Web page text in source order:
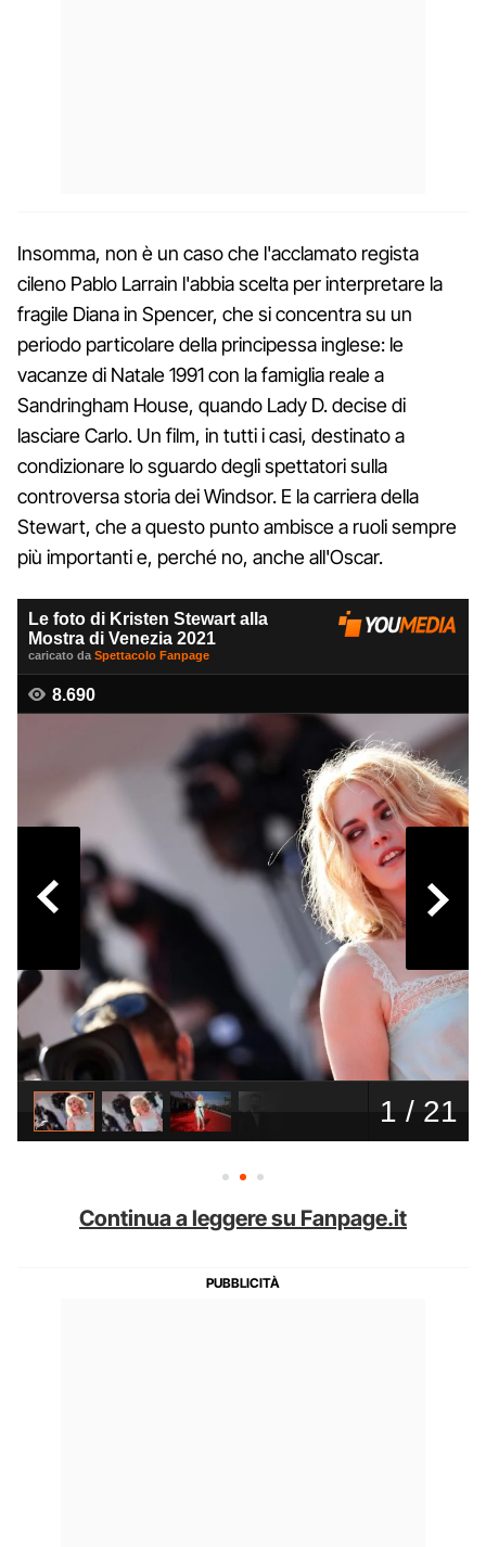
Insomma, non è un caso che l'acclamato regista
cileno Pablo Larrain l'abbia scelta per interpretare la
fragile Diana in Spencer, che si concentra su un
periodo particolare della principessa inglese: le
vacanze di Natale 1991 con la famiglia reale a
Sandringham House, quando Lady D. decise di
lasciare Carlo. Un film, in tutti i casi, destinato a
condizionare lo sguardo degli spettatori sulla
controversa storia dei Windsor. E la carriera della
Stewart, che a questo punto ambisce a ruoli sempre
più importanti e, perché no, anche all'Oscar.
Continua a leggere su Fanpage.it